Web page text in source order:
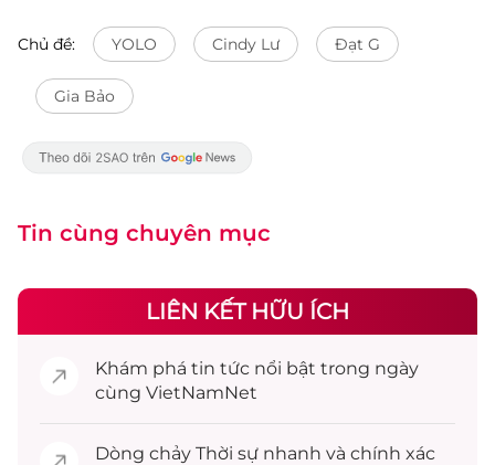
Chủ đề: YOLO Cindy Lư Đạt G
Gia Bảo
Tin cùng chuyên mục
LIÊN KẾT HỮU ÍCH
Khám phá tin tức nổi bật trong ngày
cùng VietNamNet
Dòng chảy Thời sự nhanh và chính xác